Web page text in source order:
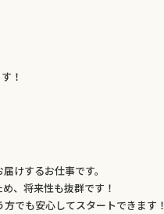
！
けするお仕事です。
、将来性も抜群です！
でも安心してスタートできます！